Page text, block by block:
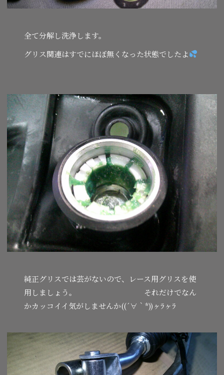
全て分解し洗浄します。
グリス関連はすでにほぼ無くなった状態でしたよ
純正グリスでは芸がないので、レース用グリスを使
用しましょう。 それだけでなん
かカッコイイ気がしませんか((´∀｀*))ヶﾗヶﾗ